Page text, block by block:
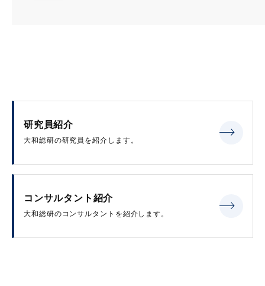
研究員紹介
大和総研の研究員を紹介します。
コンサルタント紹介
大和総研のコンサルタントを紹介します。